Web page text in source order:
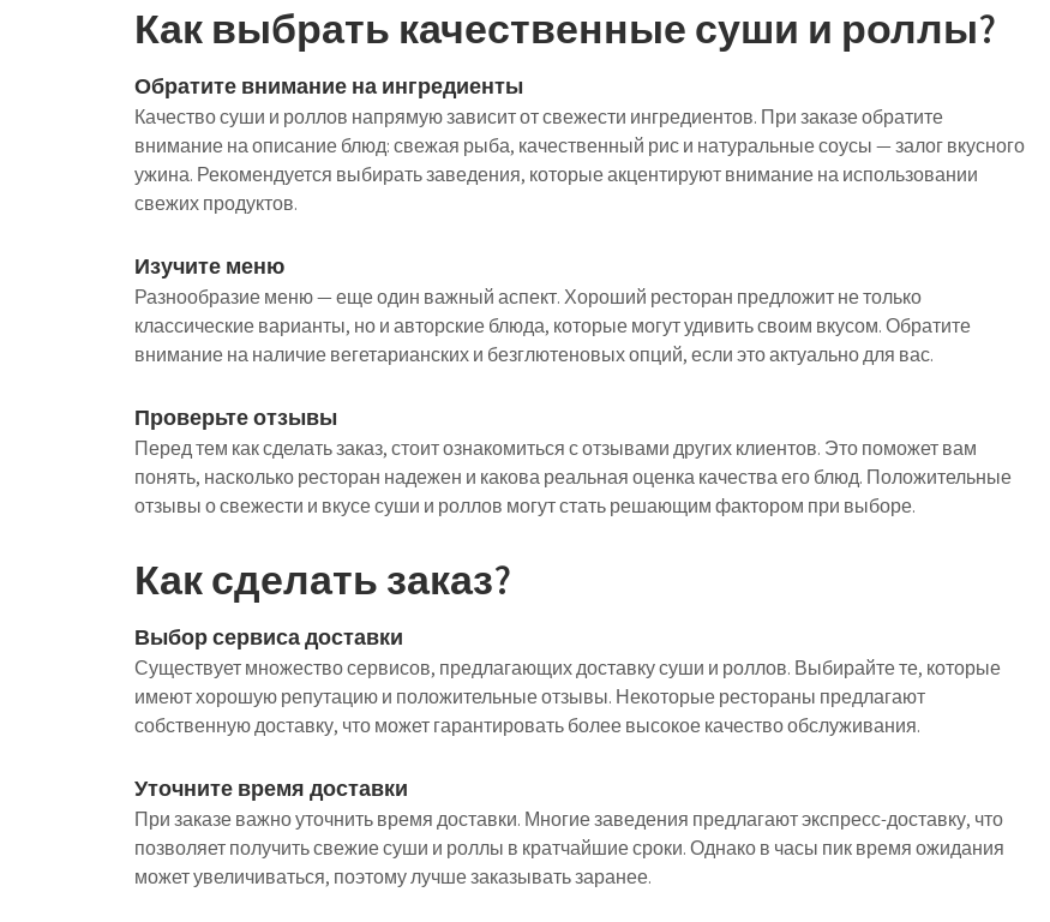
Как выбрать качественные суши и роллы?
Обратите внимание на ингредиенты
Качество суши и роллов напрямую зависит от свежести ингредиентов. При заказе обратите
внимание на описание блюд: свежая рыба, качественный рис и натуральные соусы — залог вкусного
ужина. Рекомендуется выбирать заведения, которые акцентируют внимание на использовании
свежих продуктов.
Изучите меню
Разнообразие меню — еще один важный аспект. Хороший ресторан предложит не только
классические варианты, но и авторские блюда, которые могут удивить своим вкусом. Обратите
внимание на наличие вегетарианских и безглютеновых опций, если это актуально для вас.
Проверьте отзывы
Перед тем как сделать заказ, стоит ознакомиться с отзывами других клиентов. Это поможет вам
понять, насколько ресторан надежен и какова реальная оценка качества его блюд. Положительные
отзывы о свежести и вкусе суши и роллов могут стать решающим фактором при выборе.
Как сделать заказ?
Выбор сервиса доставки
Существует множество сервисов, предлагающих доставку суши и роллов. Выбирайте те, которые
имеют хорошую репутацию и положительные отзывы. Некоторые рестораны предлагают
собственную доставку, что может гарантировать более высокое качество обслуживания.
Уточните время доставки
При заказе важно уточнить время доставки. Многие заведения предлагают экспресс-доставку, что
позволяет получить свежие суши и роллы в кратчайшие сроки. Однако в часы пик время ожидания
может увеличиваться, поэтому лучше заказывать заранее.